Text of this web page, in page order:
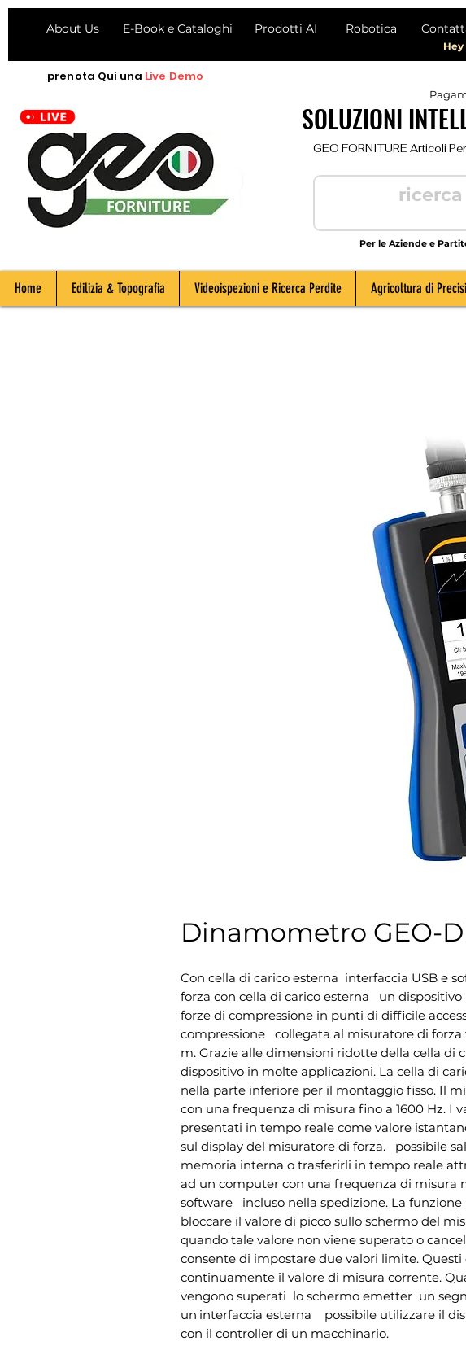
About Us E-Book e Cataloghi Prodotti AI Robotica
Hey
prenota Qui una Live Demo
SOLUZIONI
GEO FORNITURE Articoli Per:
Per le Aziende e
Dinamometro GEO-
Con cella di carico esterna  interfaccia USB e
forza con cella di carico esterna   un
forze di compressione in punti di difficile
compressione   collegata al misuratore di
m. Grazie alle dimensioni ridotte della cella di
dispositivo in molte applicazioni. La cella di
nella parte inferiore per il montaggio fisso. Il
con una frequenza di misura fino a 1600 Hz. I
presentati in tempo reale come valore
sul display del misuratore di forza.   possibile
memoria interna o trasferirli in tempo reale
ad un computer con una frequenza di misura
software   incluso nella spedizione. La
bloccare il valore di picco sullo schermo del
quando tale valore non viene superato o
consente di impostare due valori limite.
continuamente il valore di misura corrente.
vengono superati  lo schermo emetter  un
un'interfaccia esterna    possibile utilizzare il
con il controller di un macchinario.
Home Edilizia & Topografia Videoispezioni e Ricerca Perdite Agricoltura di